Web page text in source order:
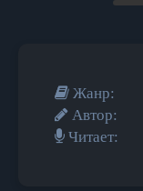
Жанр:
Автор:
Читает: